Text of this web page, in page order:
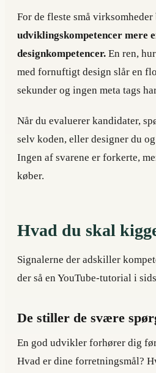
For de fleste små virksomheder
udviklingskompetencer mere
designkompetencer. En ren,
med fornuftigt design slår en
sekunder og ingen meta tags
Når du evaluerer kandidater,
selv koden, eller designer du
Ingen af svarene er forkerte,
køber.
Hvad du skal
Signalerne der adskiller
der så en YouTube-tutorial i
De stiller de svære
En god udvikler forhører dig
Hvad er dine forretningsmål?